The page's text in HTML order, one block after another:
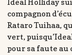
Ideal Holliday
compagnon
Rataro Tuihaa,
vert,
pour sa faute au